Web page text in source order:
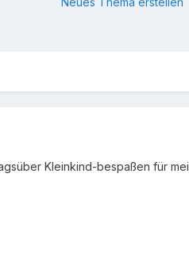
Kleinkind-bespaßen für